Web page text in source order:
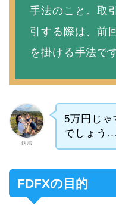
手法のこと。取
引する際は、前
を掛ける手法で
釼法
5万円じゃ
でしょう…
FDFXの目的